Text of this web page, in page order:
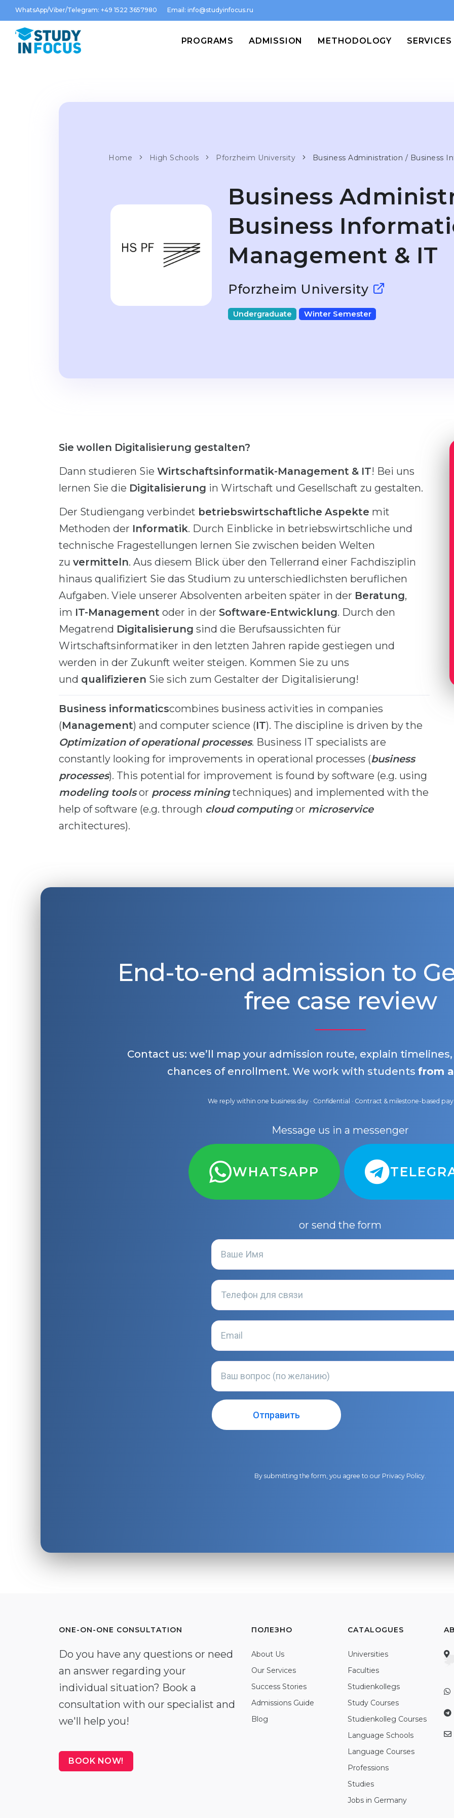
WhatsApp/Viber/Telegram: +49 1522 3657980 Email: info@studyinfocus.ru
PROGRAMS ADMISSION METHODOLOGY SERVICES
Home High Schools Pforzheim University Business Administration / Business
Business
Business
Management & IT
Pforzheim University
Undergraduate Winter Semester
Sie wollen Digitalisierung gestalten?
Dann studieren Sie Wirtschaftsinformatik-Management & IT! Bei uns
lernen Sie die Digitalisierung in Wirtschaft und Gesellschaft zu gestalten.
Der Studiengang verbindet betriebswirtschaftliche Aspekte mit
Methoden der Informatik. Durch Einblicke in betriebswirtschliche und
technische Fragestellungen lernen Sie zwischen beiden Welten
zu vermitteln. Aus diesem Blick über den Tellerrand einer Fachdisziplin
hinaus qualifiziert Sie das Studium zu unterschiedlichsten beruflichen
Aufgaben. Viele unserer Absolventen arbeiten später in der Beratung,
im IT-Management oder in der Software-Entwicklung. Durch den
Megatrend Digitalisierung sind die Berufsaussichten für
Wirtschaftsinformatiker in den letzten Jahren rapide gestiegen und
werden in der Zukunft weiter steigen. Kommen Sie zu uns
und qualifizieren Sie sich zum Gestalter der Digitalisierung!
Business informaticscombines business activities in companies
(Management) and computer science (IT). The discipline is driven by the
Optimization of operational processes. Business IT specialists are
constantly looking for improvements in operational processes (business
processes). This potential for improvement is found by software (e.g. using
modeling toolsor process miningtechniques) and implemented with the
help of software (e.g. through cloud computingor microservice
architectures).
End-to-end admission to
free case review
Contact us: we’ll map your admission route, explain
chances of enrollment. We work with studentsfrom
We reply within one business day · Confidential · Contract & milestone-based
Message us in a messenger
WHATSAPP
or send the form
By submitting the form, you agree to our Privacy Policy.
ONE-ON-ONE CONSULTATION
Do you have any questions or need
an answer regarding your
individual situation? Book a
consultation with our specialist and
we'll help you!
BOOK NOW!
ПОЛЕЗНО
About Us
Our Services
Success Stories
Admissions Guide
Blog
CATALOGUES
Universities
Faculties
Studienkollegs
Study Courses
Studienkolleg Courses
Language Schools
Language Courses
Professions
Studies
Jobs in Germany